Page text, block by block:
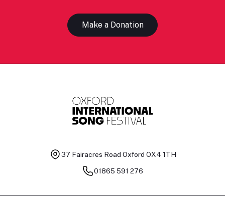
Make a Donation
37 Fairacres Road Oxford OX4 1TH
01865 591 276